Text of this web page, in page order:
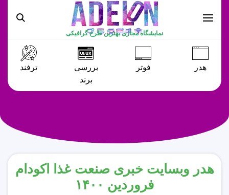
نمایشگاه مجازی بهترین طرح گرافیکی
هدر فوتر
بررسی
برند
ترفند
هدر وبسایت خبری صنعت غذا اکودام
فروردین ۱۴۰۰